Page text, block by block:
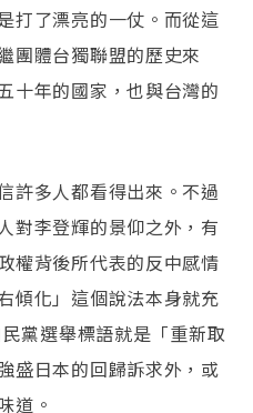
打了漂亮的一仗。而從這
團體台獨聯盟的歷史來
十年的國家，也與台灣的
許多人都看得出來。不過
對李登輝的景仰之外，有
權背後所代表的反中感情
化」這個說法本身就充
黨選舉標語就是「重新取
盛日本的回歸訴求外，或
道。